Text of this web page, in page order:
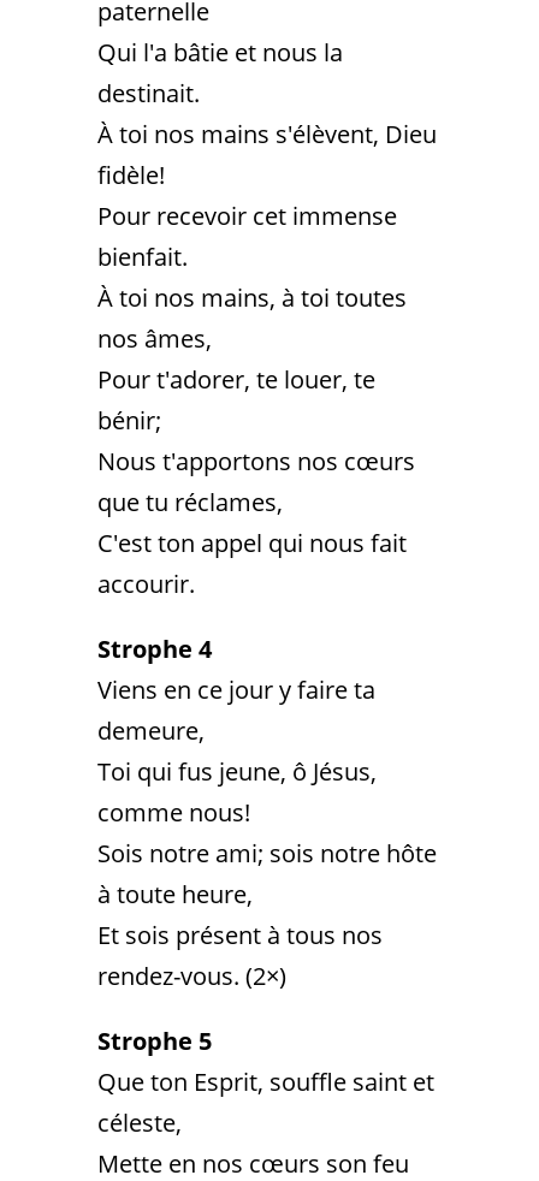
paternelle
Qui l'a bâtie et nous la
destinait.
À toi nos mains s'élèvent, Dieu
fidèle!
Pour recevoir cet immense
bienfait.
À toi nos mains, à toi toutes
nos âmes,
Pour t'adorer, te louer, te
bénir;
Nous t'apportons nos cœurs
que tu réclames,
C'est ton appel qui nous fait
accourir.
Strophe 4
Viens en ce jour y faire ta
demeure,
Toi qui fus jeune, ô Jésus,
comme nous!
Sois notre ami; sois notre hôte
à toute heure,
Et sois présent à tous nos
rendez-vous. (2×)
Strophe 5
Que ton Esprit, souffle saint et
céleste,
Mette en nos cœurs son feu